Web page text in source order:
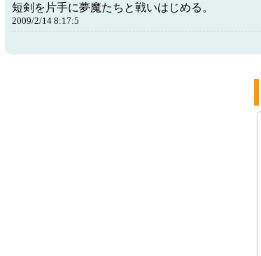
短剣を片手に夢魔たちと戦いはじめる。
2009/2/14 8:17:5